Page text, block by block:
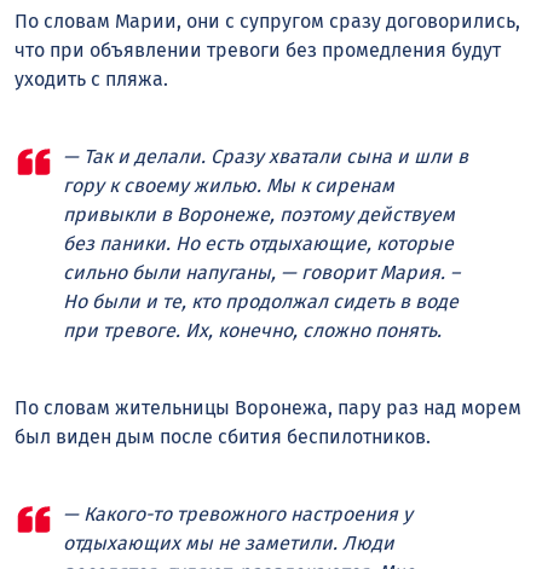
По словам Марии, они с супругом сразу договорились,
что при объявлении тревоги без промедления будут
уходить с пляжа.
— Так и делали. Сразу хватали сына и шли в
гору к своему жилью. Мы к сиренам
привыкли в Воронеже, поэтому действуем
без паники. Но есть отдыхающие, которые
сильно были напуганы, — говорит Мария. –
Но были и те, кто продолжал сидеть в воде
при тревоге. Их, конечно, сложно понять.
По словам жительницы Воронежа, пару раз над морем
был виден дым после сбития беспилотников.
— Какого-то тревожного настроения у
отдыхающих мы не заметили. Люди